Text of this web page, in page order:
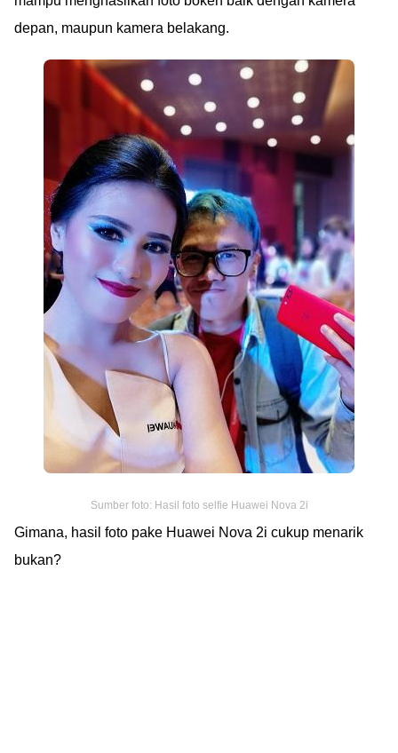
depan, maupun kamera belakang.
Sumber foto: Hasil foto selfie Huawei Nova 2i
Gimana, hasil foto pake Huawei Nova 2i cukup menarik
bukan?